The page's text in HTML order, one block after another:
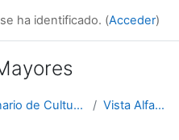
ha identificado. (Acceder)
Diccionario de Cultura Clásica Vista Alfabética